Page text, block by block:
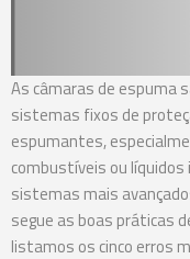
As câmaras de espuma
sistemas fixos de
espumantes,
combustíveis ou
sistemas mais
segue as boas práticas
listamos os cinco erros